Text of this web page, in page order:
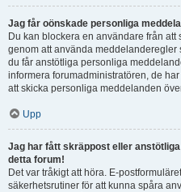
Jag får oönskade personliga
Du kan blockera en användare från
genom att använda
du får anstötliga personliga
informera forumadministratören, de
att skicka personliga meddelanden
Upp
Jag har fått skräppost eller
detta forum!
Det var tråkigt att höra. E-
säkerhetsrutiner för att kunna spåra